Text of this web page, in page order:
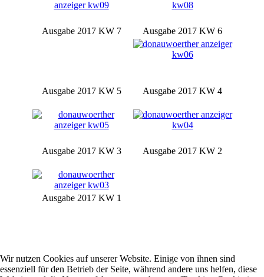
Ausgabe 2017 KW 7 Ausgabe 2017 KW 6
Ausgabe 2017 KW 5 Ausgabe 2017 KW 4
Ausgabe 2017 KW 3 Ausgabe 2017 KW 2
Ausgabe 2017 KW 1
Wir nutzen Cookies auf unserer Website. Einige von ihnen sind
essenziell für den Betrieb der Seite, während andere uns helfen, diese